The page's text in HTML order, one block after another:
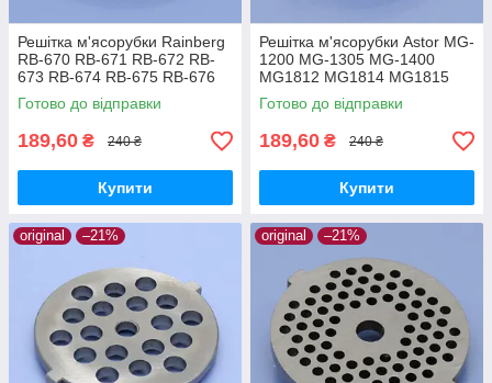
Решітка м'ясорубки Rainberg
RB-670 RB-671 RB-672 RB-
673 RB-674 RB-675 RB-676
RB-6303 RB-6304 RB-6305
котлетна середня
Готово до відправки
189,60 ₴ 240 ₴
Купити
Решітка м'ясорубки Astor MG-
1200 MG-1305 MG-1400
MG1812 MG1814 MG1815
MG1901 MG1902 MG1903
MG1904 MG2105 паштетна
Готово до відправки
189,60 ₴ 240 ₴
Купити
original –21% original –21%